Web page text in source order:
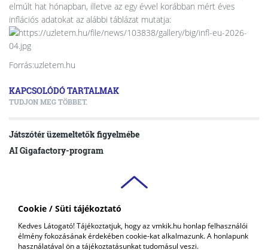
Cookie / Süti tájékoztató
Kedves Látogató! Tájékoztatjuk, hogy az vmkik.hu honlap felhasználói
élmény fokozásának érdekében cookie-kat alkalmazunk. A honlapunk
használatával ön a tájékoztatásunkat tudomásul veszi.
elmúlt hat hónapban, illetve az egy évvel korábban mért éves
inflációs adatokat az alábbi táblázat mutatja:
Forrás:uzletem.hu
KAPCSOLÓDÓ TARTALMAK
TUDJON MEG TÖBBET.
Játszótér üzemeltetők figyelmébe
AI Gigafactory-program
VAS VÁRMEGYEI
KERESKEDELMI ÉS IPARKAMARA
COPYRIGHT © 2018 - 2026 VMKIK. |
ALL RIGHTS RESERVED! DESIGNED &